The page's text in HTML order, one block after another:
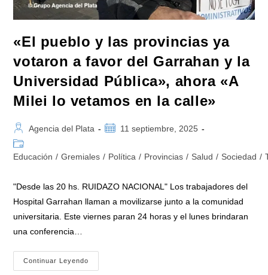
«El pueblo y las provincias ya
votaron a favor del Garrahan y la
Universidad Pública», ahora «A
Milei lo vetamos en la calle»
Autor
de
la
Agencia del Plata
Publicación
la
11 septiembre, 2025
Categoría
de
Educación / Gremiales / Política / Provincias / Salud / Sociedad /
"Desde las 20 hs. RUIDAZO NACIONAL" Los trabajadores del
Hospital Garrahan llaman a movilizarse junto a la comunidad
universitaria. Este viernes paran 24 horas y el lunes brindaran
una conferencia…
Continuar Leyendo
Pueblo